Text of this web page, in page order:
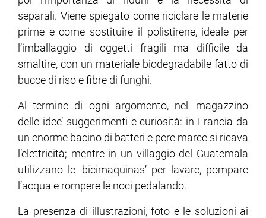
separali. Viene spiegato come riciclare le materie
prime e come sostituire il polistirene, ideale per
l’imballaggio di oggetti fragili ma difficile da
smaltire, con un materiale biodegradabile fatto di
bucce di riso e fibre di funghi.
Al termine di ogni argomento, nel 'magazzino
delle idee’ suggerimenti e curiosità: in Francia da
un enorme bacino di batteri e pere marce si ricava
l’elettricità; mentre in un villaggio del Guatemala
utilizzano le 'bicimaquinas’ per lavare, pompare
l’acqua e rompere le noci pedalando.
La presenza di illustrazioni, foto e le soluzioni ai